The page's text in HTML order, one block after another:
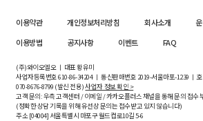
이용약관 개인정보처리방침 회사소개
이용방법
공지사항 이벤트 FAQ
(주)와이오엘오 ㅣ 대표 황유미
사업자등록번호610-86-34204ㅣ 통신판매번호 2019-서울마포-1239 ㅣ
070-8676-8799 (발신 전용)사업자 정보 확인 >
고객 문의: 우측 고객센터 / 이메일 / 카카오플러스 채널을 통해 문의 접수
(정확한 상담 기록을 위해 유선상 문의는 접수받고 있지 않습니다)
주소 [04004] 서울특별시 마포구 월드컵로10길5-6